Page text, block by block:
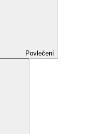
Povlečení